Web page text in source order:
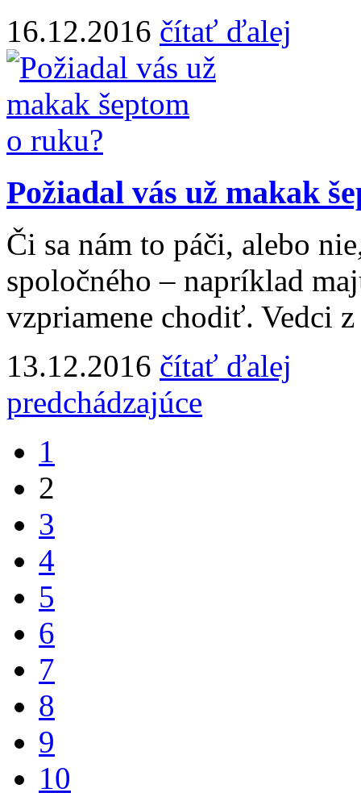
16.12.2016 čítať ďalej
Požiadal vás už makak
Či sa nám to páči, alebo
spoločného – napríklad
vzpriamene chodiť. Vedci
13.12.2016 čítať ďalej
predchádzajúce
1
2
3
4
5
6
7
8
9
10